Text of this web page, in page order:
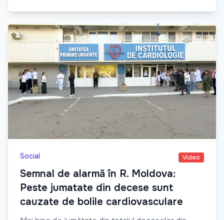
Social Video
Semnal de alarmă în R. Moldova:
Peste jumatate din decese sunt
cauzate de bolile cardiovasculare